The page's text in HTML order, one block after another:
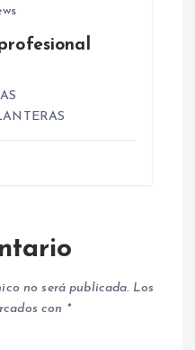
no será publicada. Los
con *